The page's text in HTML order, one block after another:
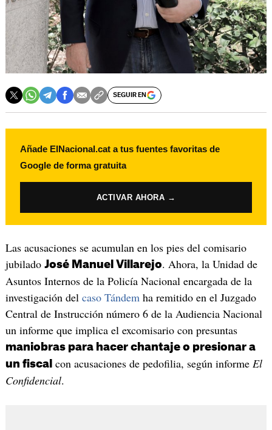
SEGUIR EN
Añade ElNacional.cat a tus fuentes favoritas de
Google de forma gratuita
ACTIVAR AHORA →
Las acusaciones se acumulan en los pies del comisario
jubilado José Manuel Villarejo. Ahora, la Unidad de
Asuntos Internos de la Policía Nacional encargada de la
investigación del caso Tándemha remitido en el Juzgado
Central de Instrucción número 6 de la Audiencia Nacional
un informe que implica el excomisario con presuntas
maniobras para hacer chantaje o presionar a
un fiscal con acusaciones de pedofilia, según informe El
Confidencial.